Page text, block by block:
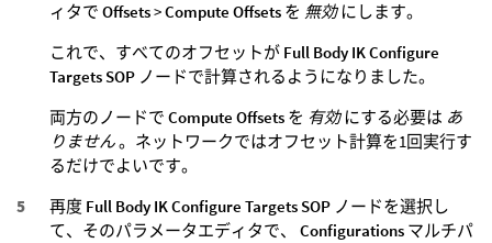
ィタで Offsets>Compute Offsets を 無効にします。
これで、すべてのオフセットが Full Body IK Configure
Targets SOP ノードで計算されるようになりました。
両方のノードで Compute Offsets を 有効にする必要は あ
りません。ネットワークではオフセット計算を1回実行す
るだけでよいです。
再度 Full Body IK Configure Targets SOP ノードを選択し
て、そのパラメータエディタで、 Configurations マルチパ